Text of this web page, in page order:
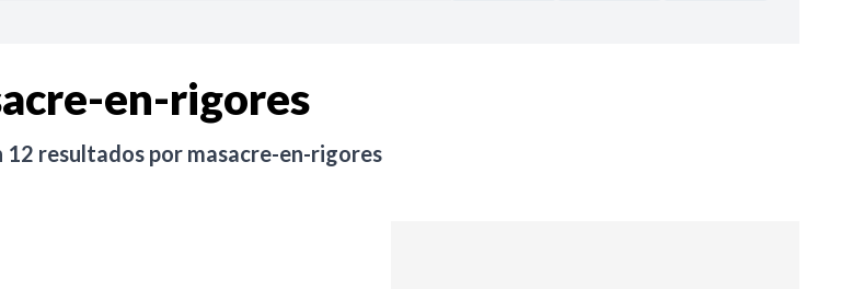
en-rigores
12 resultados por masacre-en-rigores